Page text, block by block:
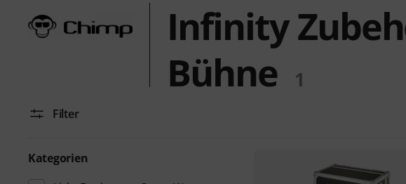
Infinity
Bühne
1
Filter
Kategorien